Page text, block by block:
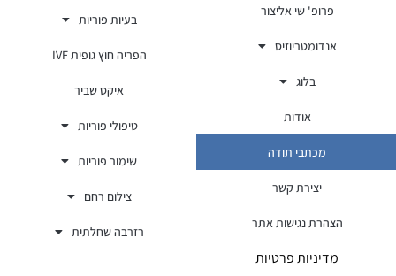
פרופ' שי אליצור
אנדומטריוזיס
בלוג
אודות
מכתבי תודה
יצירת קשר
הצהרת נגישות אתר
מדיניות פרטיות
בעיות פוריות
הפריה חוץ גופית IVF
איקס שביר
טיפולי פוריות
שימור פוריות
צילום רחם
רזרבה שחלתית